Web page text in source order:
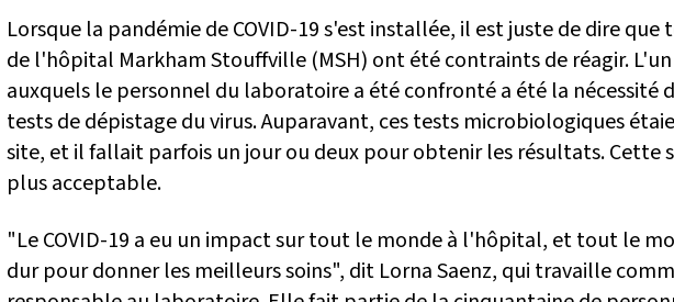
Lorsque la pandémie de COVID-19 s'est installée, il est juste de dire que
de l'hôpital Markham Stouffville (MSH) ont été contraints de réagir. L'un
auxquels le personnel du laboratoire a été confronté a été la nécessité
tests de dépistage du virus. Auparavant, ces tests microbiologiques
site, et il fallait parfois un jour ou deux pour obtenir les résultats. Cette
plus acceptable.
"Le COVID-19 a eu un impact sur tout le monde à l'hôpital, et tout le
dur pour donner les meilleurs soins", dit Lorna Saenz, qui travaille